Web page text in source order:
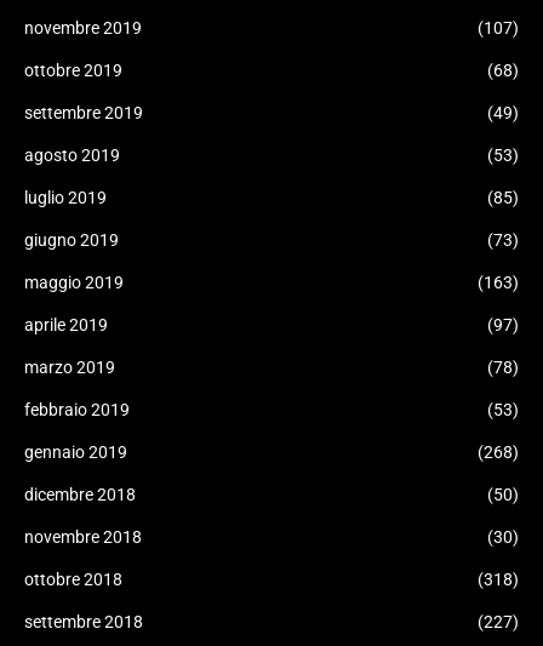
novembre 2019 (107)
ottobre 2019 (68)
settembre 2019 (49)
agosto 2019 (53)
luglio 2019 (85)
giugno 2019 (73)
maggio 2019 (163)
aprile 2019 (97)
marzo 2019 (78)
febbraio 2019 (53)
gennaio 2019 (268)
dicembre 2018 (50)
novembre 2018 (30)
ottobre 2018 (318)
settembre 2018 (227)